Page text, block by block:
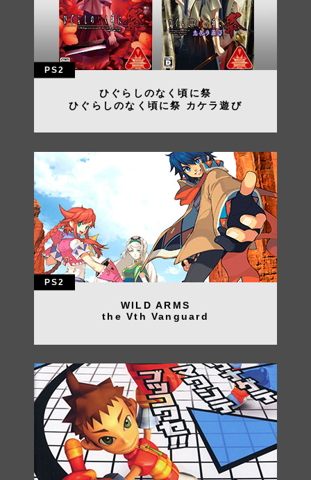
PS2
ひぐらしのなく頃に祭
ひぐらしのなく頃に祭 カケラ遊び
PS2
WILD ARMS
the Vth Vanguard